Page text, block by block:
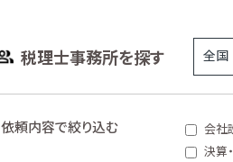
税理士事務所を探す
依頼内容で絞り込む 会社
決算